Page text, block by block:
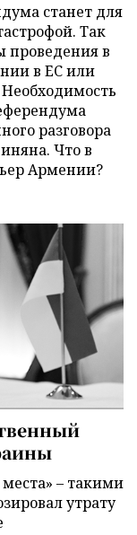
станет для
Так
проведения в
в ЕС или
разговора
Что в
Армении?
места» – такими
утрату